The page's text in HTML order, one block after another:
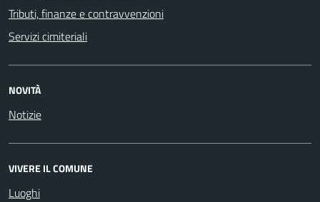
Tributi, finanze e contravvenzioni
Servizi cimiteriali
NOVITÀ
Notizie
VIVERE IL COMUNE
Luoghi